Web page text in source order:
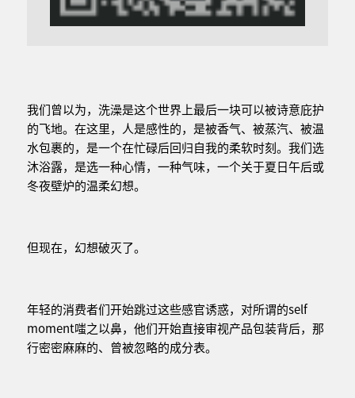
我们曾以为，洗澡是这个世界上最后一块可以被诗意庇护
的飞地。在这里，人是感性的，是被香气、被蒸汽、被温
水包裹的，是一个在忙碌后回归自我的柔软时刻。我们选
沐浴露，是选一种心情，一种气味，一个关于夏日午后或
冬夜壁炉的温柔幻想。
但现在，幻想破灭了。
年轻的消费者们开始跳过这些感官诱惑，对所谓的self
moment嗤之以鼻，他们开始直接审视产品包装背后，那
行密密麻麻的、曾被忽略的成分表。